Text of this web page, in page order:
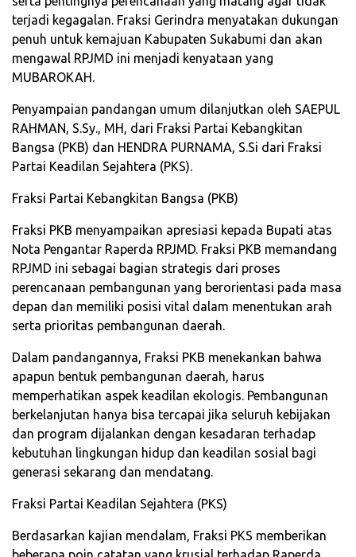
terjadi kegagalan. Fraksi Gerindra menyatakan dukungan
penuh untuk kemajuan Kabupaten Sukabumi dan akan
mengawal RPJMD ini menjadi kenyataan yang
MUBAROKAH.
Penyampaian pandangan umum dilanjutkan oleh SAEPUL
RAHMAN, S.Sy., MH, dari Fraksi Partai Kebangkitan
Bangsa (PKB) dan HENDRA PURNAMA, S.Si dari Fraksi
Partai Keadilan Sejahtera (PKS).
Fraksi Partai Kebangkitan Bangsa (PKB)
Fraksi PKB menyampaikan apresiasi kepada Bupati atas
Nota Pengantar Raperda RPJMD. Fraksi PKB memandang
RPJMD ini sebagai bagian strategis dari proses
perencanaan pembangunan yang berorientasi pada masa
depan dan memiliki posisi vital dalam menentukan arah
serta prioritas pembangunan daerah.
Dalam pandangannya, Fraksi PKB menekankan bahwa
apapun bentuk pembangunan daerah, harus
memperhatikan aspek keadilan ekologis. Pembangunan
berkelanjutan hanya bisa tercapai jika seluruh kebijakan
dan program dijalankan dengan kesadaran terhadap
kebutuhan lingkungan hidup dan keadilan sosial bagi
generasi sekarang dan mendatang.
Fraksi Partai Keadilan Sejahtera (PKS)
Berdasarkan kajian mendalam, Fraksi PKS memberikan